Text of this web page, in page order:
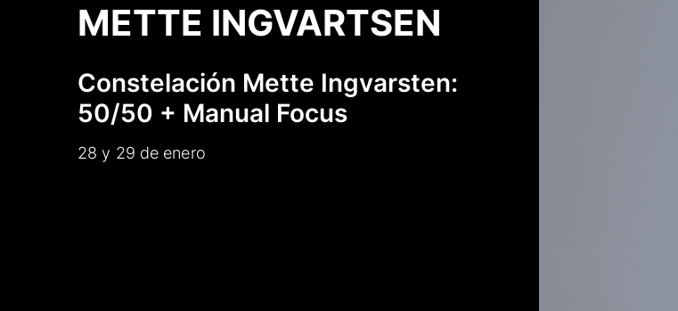
METTE INGVARTSEN
Constelación Mette Ingvarsten:
50/50 + Manual Focus
28 y 29 de enero